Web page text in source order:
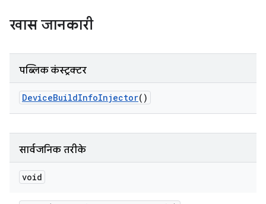
खास जानकारी
पब्लिक कंस्ट्रक्टर
DeviceBuildInfoInjector()
सार्वजनिक तरीके
void